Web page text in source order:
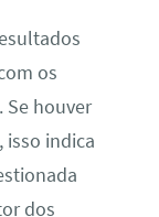
os
Se houver
isso indica
dos